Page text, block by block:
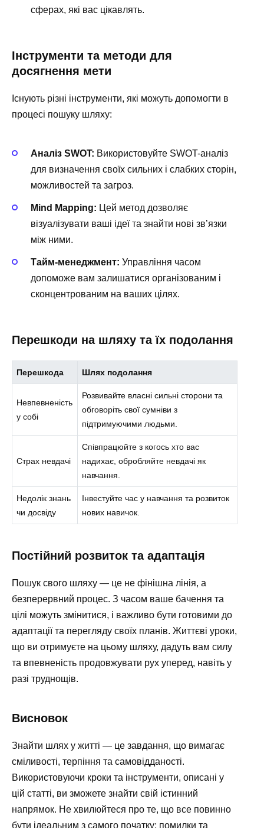
сферах, які вас цікавлять.
Інструменти та методи для
досягнення мети
Існують різні інструменти, які можуть допомогти в
процесі пошуку шляху:
Аналіз SWOT: Використовуйте SWOT-аналіз
для визначення своїх сильних і слабких сторін,
можливостей та загроз.
Mind Mapping: Цей метод дозволяє
візуалізувати ваші ідеї та знайти нові зв’язки
між ними.
Тайм-менеджмент: Управління часом
допоможе вам залишатися організованим і
сконцентрованим на ваших цілях.
Перешкоди на шляху та їх подолання
Перешкода Шлях подолання
Невпевненість
у собі
Розвивайте власні сильні сторони та
обговоріть свої сумніви з
підтримуючими людьми.
Страх невдачі
Співпрацюйте з когось хто вас
надихає, обробляйте невдачі як
навчання.
Недолік знань
чи досвіду
Інвестуйте час у навчання та розвиток
нових навичок.
Постійний розвиток та адаптація
Пошук свого шляху — це не фінішна лінія, а
безперервний процес. З часом ваше бачення та
цілі можуть змінитися, і важливо бути готовими до
адаптації та перегляду своїх планів. Життєві уроки,
що ви отримуєте на цьому шляху, дадуть вам силу
та впевненість продовжувати рух уперед, навіть у
разі труднощів.
Висновок
Знайти шлях у житті — це завдання, що вимагає
сміливості, терпіння та самовідданості.
Використовуючи кроки та інструменти, описані у
цій статті, ви зможете знайти свій істинний
напрямок. Не хвилюйтеся про те, що все повинно
бути ідеальним з самого початку; помилки та